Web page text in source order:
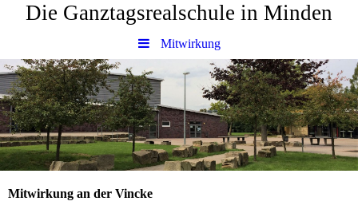
Die Ganztagsrealschule in Minden
Mitwirkung
Mitwirkung an der Vincke